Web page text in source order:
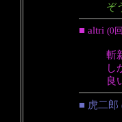
ぞ
■ altri (0
斬
し
良
■ 虎二郎